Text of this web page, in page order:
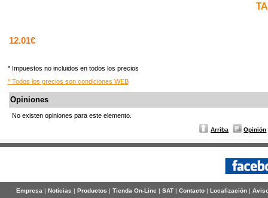
12.01€
* Impuestos no incluidos en todos los precios
* Todos los precios son condiciones WEB
Opiniones
No existen opiniones para este elemento.
Arriba Opinión
Empresa| Noticias | Productos | Tienda On-Line | SAT| Contacto| Localización|